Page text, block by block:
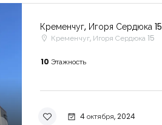
Кременчуг, Игоря Сердюка 15
Кременчуг, Игоря Сердюка 15
10 Этажность
4 октября, 2024